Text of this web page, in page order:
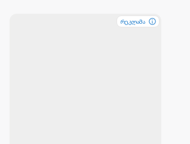
რეკლამა
რეკლამა
რეკლამა